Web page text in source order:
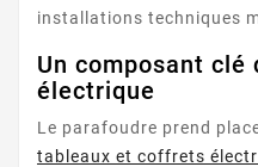
installations techniques
Un composant clé
électrique
Le parafoudre prend
tableaux et coffrets